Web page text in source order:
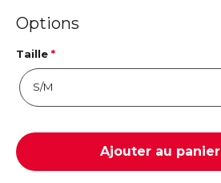
Options
Taille *
Ajouter au panier